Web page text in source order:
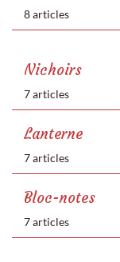
8 articles
Nichoirs
7 articles
Lanterne
7 articles
Bloc-notes
7 articles